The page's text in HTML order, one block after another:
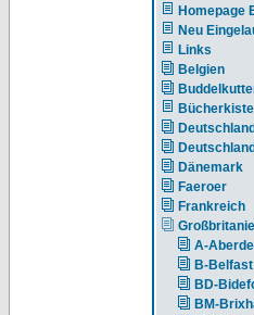
Homepage
Neu
Links
Belgien
Bücherkiste
Dänemark
Faeroer
Frankreich
A-
B-Belfast
BD-
BM-